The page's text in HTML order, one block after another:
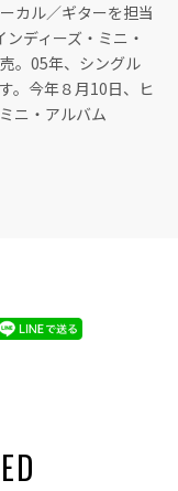
カル／ギターを担当
ディーズ・ミニ・
。05年、シングル
。今年８月10日、ヒ
ニ・アルバム